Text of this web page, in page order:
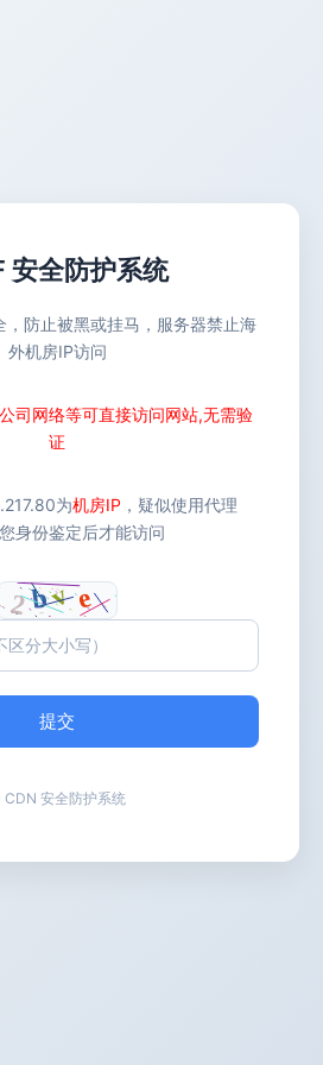
安全防护系统
，防止被黑或挂马，服务器禁止海
外机房IP访问
司网络等可直接访问网站,无需验
证
为机房IP ，疑似使用代理
身份鉴定后才能访问
提交
安全防护系统